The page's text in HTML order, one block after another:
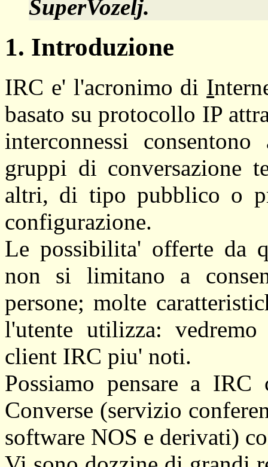
SuperVozelj.
1. Introduzione
IRC e' l'acronimo di I
basato su protocollo IP
interconnessi
gruppi di conversazione
altri, di tipo pubblico o
configurazione.
Le possibilita' offerte da
non si limitano a
persone; molte
l'utente utilizza:
client IRC piu' noti.
Possiamo pensare a
Converse (servizio
software NOS e derivati)